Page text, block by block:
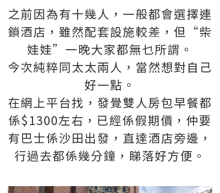
之前因為有十幾人，一般都會選擇連
鎖酒店，雖然配套設施較差，但“柴
娃娃”一晚大家都無乜所謂。
今次純粹同太太兩人，當然想對自己
好一點。
在網上平台找，發覺雙人房包早餐都
係$1300左右，已經係假期價，仲要
有巴士係沙田出發，直達酒店旁邊，
行過去都係幾分鐘，睇落好方便。